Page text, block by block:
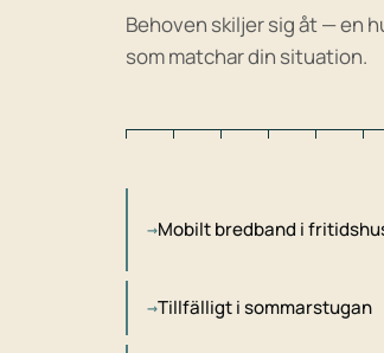
Behoven skiljer sig åt — en
som matchar din situation.
Mobilt bredband i
Tillfälligt i sommarstugan